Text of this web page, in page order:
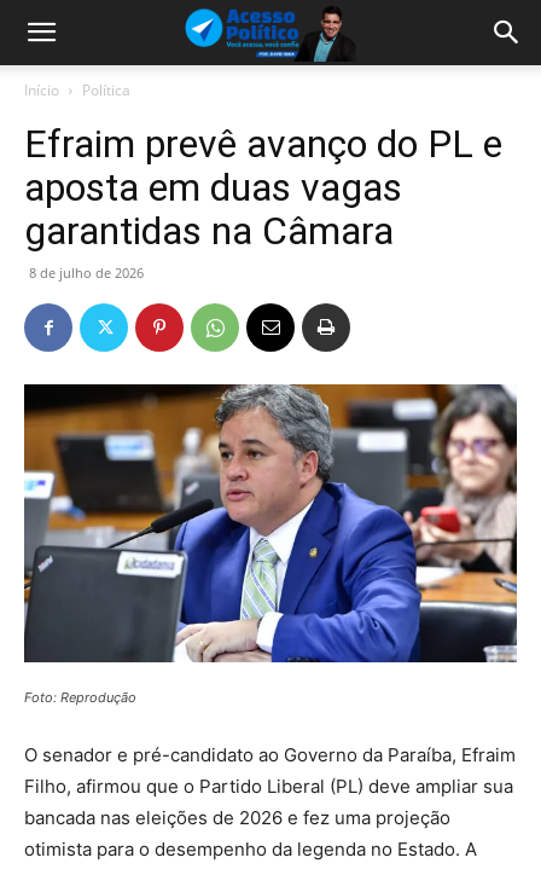
Início Política
Efraim prevê avanço do PL e
aposta em duas vagas
garantidas na Câmara
8 de julho de 2026
Foto: Reprodução
O senador e pré-candidato ao Governo da Paraíba, Efraim
Filho, afirmou que o Partido Liberal (PL) deve ampliar sua
bancada nas eleições de 2026 e fez uma projeção
otimista para o desempenho da legenda no Estado. A